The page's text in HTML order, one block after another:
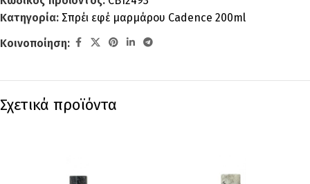
Κατηγορία: Σπρέι εφέ μαρμάρου Cadence 200ml
Κοινοποίηση:
Σχετικά προϊόντα